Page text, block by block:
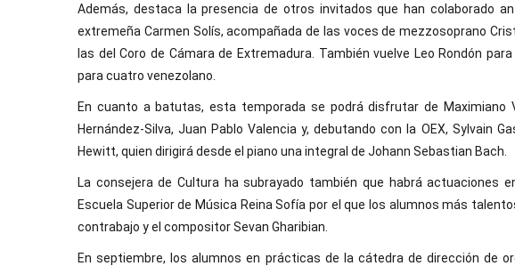
Además, destaca la presencia de otros invitados que han colaborado
extremeña Carmen Solís, acompañada de las voces de mezzosoprano
las del Coro de Cámara de Extremadura. También vuelve Leo Rondón
para cuatro venezolano.
En cuanto a batutas, esta temporada se podrá disfrutar de Maximiano
Hernández-Silva, Juan Pablo Valencia y, debutando con la OEX, Sylvain
Hewitt, quien dirigirá desde el piano una integral de Johann Sebastian Bach.
La consejera de Cultura ha subrayado también que habrá actuaciones
Escuela Superior de Música Reina Sofía por el que los alumnos más
contrabajo y el compositor Sevan Gharibian.
En septiembre, los alumnos en prácticas de la cátedra de dirección de